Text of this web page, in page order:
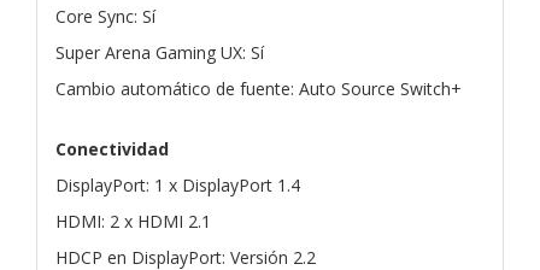
Core Sync: Sí
Super Arena Gaming UX: Sí
Cambio automático de fuente: Auto Source Switch+
Conectividad
DisplayPort: 1 x DisplayPort 1.4
HDMI: 2 x HDMI 2.1
HDCP en DisplayPort: Versión 2.2